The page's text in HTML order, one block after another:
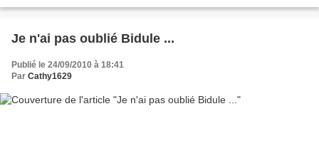
Je n'ai pas oublié Bidule ...
Publié le 24/09/2010 à 18:41
Par Cathy1629